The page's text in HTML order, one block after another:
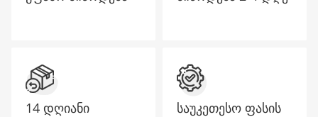
14 დღიანი
საუკეთესო ფასის